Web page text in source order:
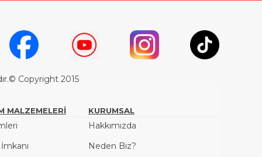
Copyright 2015
MALZEMELERİ KURUMSAL
Hakkımızda
Neden Biz?